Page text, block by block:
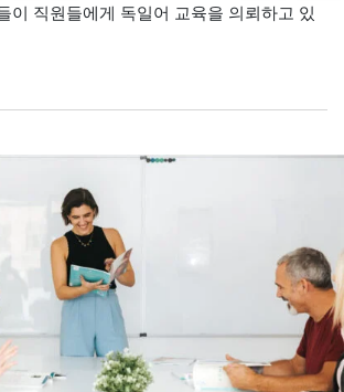
이 직원들에게 독일어 교육을 의뢰하고 있